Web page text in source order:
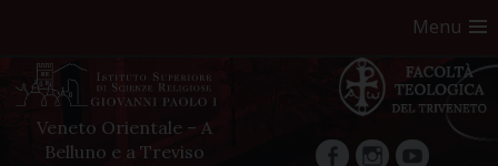
Menu
Veneto Orientale – A
Belluno e a Treviso